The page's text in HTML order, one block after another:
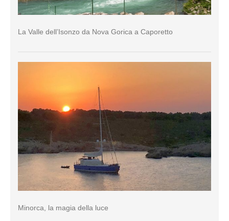
La Valle dell’Isonzo da Nova Gorica a Caporetto
Minorca, la magia della luce